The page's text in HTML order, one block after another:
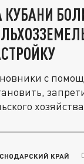
КУБАНИ
с
КРАЙ